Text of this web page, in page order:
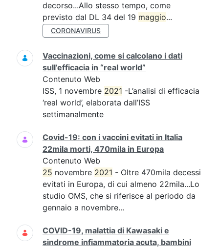
decorso...Allo stesso tempo, come
previsto dal DL 34 del 19 maggio...
CORONAVIRUS
Vaccinazioni, come si calcolano i dati
sull’efficacia in “real world”
Contenuto Web
ISS, 1 novembre 2021 -L’analisi di efficacia
‘real world’, elaborata dall’ISS
settimanalmente
Covid-19: con i vaccini evitati in Italia
22mila morti, 470mila in Europa
Contenuto Web
25 novembre 2021 - Oltre 470mila decessi
evitati in Europa, di cui almeno 22mila...Lo
studio OMS, che si riferisce al periodo da
gennaio a novembre...
COVID-19, malattia di Kawasaki e
sindrome infiammatoria acuta, bambini